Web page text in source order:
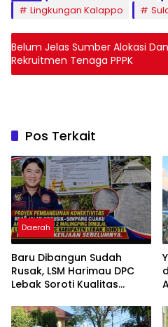
Lingkungan Kalappo
Belum Jelas Sumber Alokasi
Rekruitmen Tenaga PPPK
Pos Terkait
Daerah
Baru Dibangun Sudah
Rusak, LSM Harimau DPC
Lebak Soroti Kualitas
Cikeusik-Simpang Cijaku